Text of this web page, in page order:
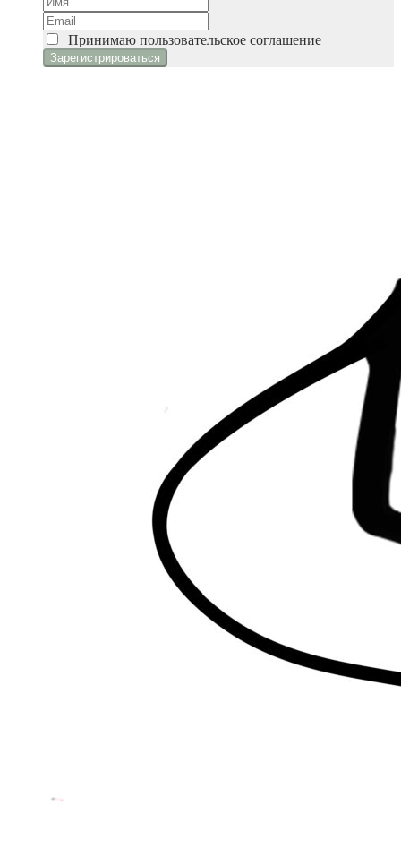
Принимаю пользовательское соглашение